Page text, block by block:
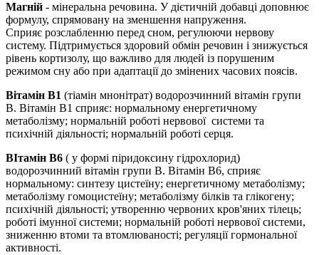
Магній - мінеральна речовина. У дієтичній добавці доповнює
формулу, спрямовану на зменшення напруження.
Сприяє розслабленню перед сном, регулюючи нервову
систему. Підтримується здоровий обмін речовин i знижується
рівень кортизолу, що важливо для людей із порушеним
режимом сну або при адаптації до змінених часових поясів.
Вітамін В1 (тіамін мнонітрат) водорозчинний вітамін групи
В. Вітамін В1 сприяє: нормальному енергетичному
метаболізму; нормальній роботі нервової системи та
психічній діяльності; нормальній роботі серця.
ВІтамін В6 ( у формі піридоксину гідрохлорид)
водорозчинний вітамін групи В. Вітамін В6, сприяє
нормальному: синтезу цистеїну; енергетичному метаболізму;
метаболізму гомоцистеїну; метаболізму білків та глікогену;
психічній діяльності; утворенню червоних кров'яних тілець;
роботі імунної системи; нормальній роботі нервової системи,
зниженню втоми та втомлюваності; регуляції гормональної
активності.